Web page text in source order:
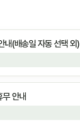
내(배송일 자동 선택 외)
안내